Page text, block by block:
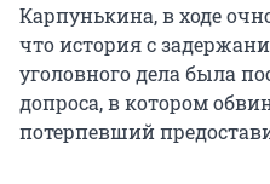
Карпунькина, в ходе
что история с
уголовного дела была
допроса, в котором
потерпевший